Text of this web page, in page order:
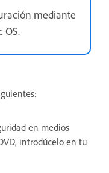
mediante
OS.
en medios
introdúcelo en tu